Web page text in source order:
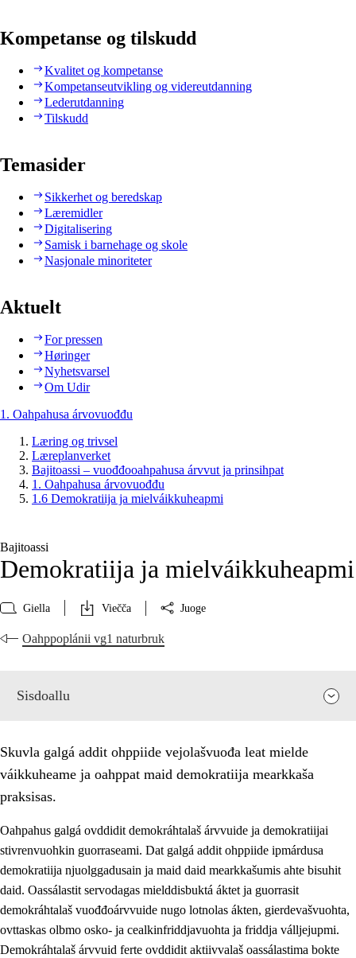
Kompetanse og tilskudd
Kvalitet og kompetanse
Kompetanseutvikling og videreutdanning
Lederutdanning
Tilskudd
Temasider
Sikkerhet og beredskap
Læremidler
Digitalisering
Samisk i barnehage og skole
Nasjonale minoriteter
Aktuelt
For pressen
Høringer
Nyhetsvarsel
Om Udir
1. Oahpahusa árvovuođđu
Læring og trivsel
Læreplanverket
Bajitoassi – vuođđooahpahusa árvvut ja prinsihpat
1. Oahpahusa árvovuođđu
1.6 Demokratiija ja mielváikkuheapmi
Bajitoassi
Demokratiija ja mielváikkuheapmi
Giella Viečča Juoge
Oahppoplánii vg1 naturbruk
Sisdoallu
1. Oahpahusa árvovuođđu
1.1 Olmmošárvu
Skuvla galgá addit ohppiide vejolašvuođa leat mielde
váikkuheame ja oahppat maid demokratiija mearkkaša
praksisas.
Oahpahus galgá ovddidit demokráhtalaš árvvuide ja demokratiijai
stivrenvuohkin guorraseami. Dat galgá addit ohppiide ipmárdusa
demokratiija njuolggadusain ja maid daid mearkkašumis ahte bisuhit
daid. Oassálastit servodagas mielddisbuktá áktet ja guorrasit
demokráhtalaš vuođđoárvvuide nugo lotnolas ákten, gierdevašvuohta,
ovttaskas olbmo osko- ja cealkinfriddjavuohta ja friddja válljejupmi.
Demokráhtalaš árvvuid ferte ovddidit aktiivvalaš oassálastima bokte